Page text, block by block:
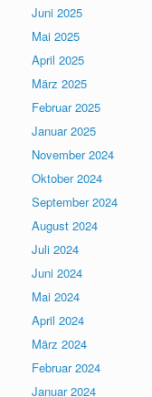
Juni 2025
Mai 2025
April 2025
März 2025
Februar 2025
Januar 2025
November 2024
Oktober 2024
September 2024
August 2024
Juli 2024
Juni 2024
Mai 2024
April 2024
März 2024
Februar 2024
Januar 2024